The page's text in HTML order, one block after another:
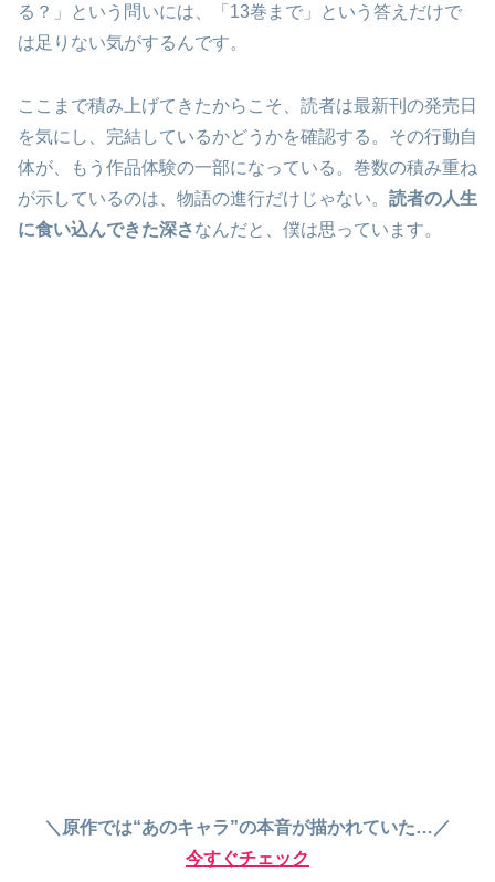
る？」という問いには、「13巻まで」という答えだけで
は足りない気がするんです。
ここまで積み上げてきたからこそ、読者は最新刊の発売日
を気にし、完結しているかどうかを確認する。その行動自
体が、もう作品体験の一部になっている。巻数の積み重ね
が示しているのは、物語の進行だけじゃない。 読者の人生
に食い込んできた深さなんだと、僕は思っています。
＼原作では“あのキャラ”の本音が描かれていた…／
今すぐチェック